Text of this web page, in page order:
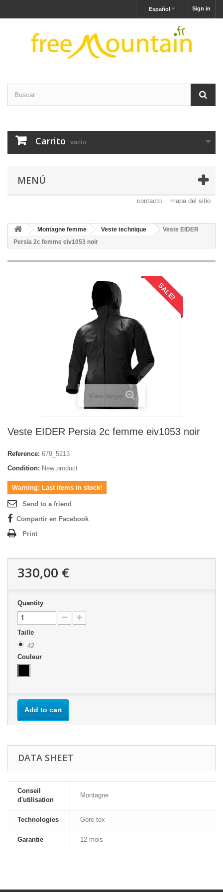
Sign in
Español
Carrito vacío
MENÚ
contacto mapa del sitio
Montagne femme Veste technique
Veste EIDER
Persia 2c femme eiv1053 noir
SALE!
View larger
Veste EIDER Persia 2c femme eiv1053 noir
Reference: 679_5213
Condition: New product
Warning: Last items in stock!
Send to a friend
Compartir en Facebook
Print
330,00 €
Quantity
Taille
42
Couleur
Add to cart
DATA SHEET
Conseil
d'utilisation
Montagne
Technologies Gore-tex
Garantie 12 mois